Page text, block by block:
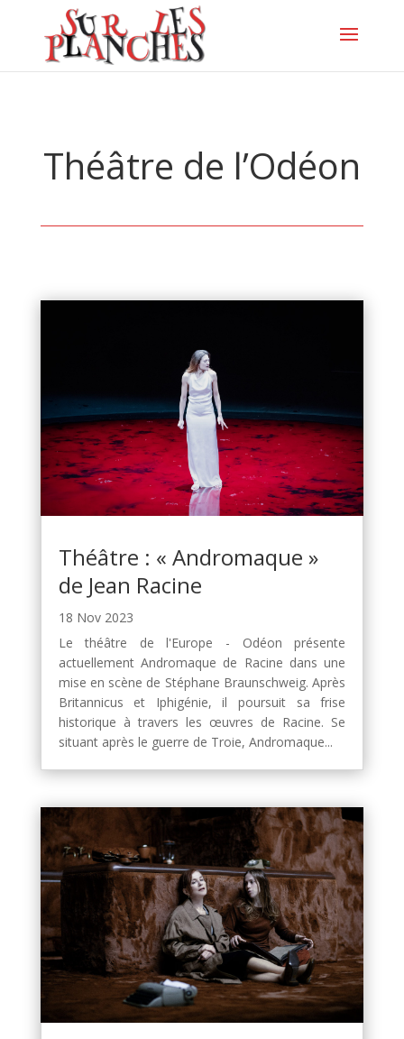
Théâtre de l’Odéon
Théâtre : « Andromaque »
de Jean Racine
18 Nov 2023
Le théâtre de l'Europe - Odéon présente
actuellement Andromaque de Racine dans une
mise en scène de Stéphane Braunschweig. Après
Britannicus et Iphigénie, il poursuit sa frise
historique à travers les œuvres de Racine. Se
situant après le guerre de Troie, Andromaque...